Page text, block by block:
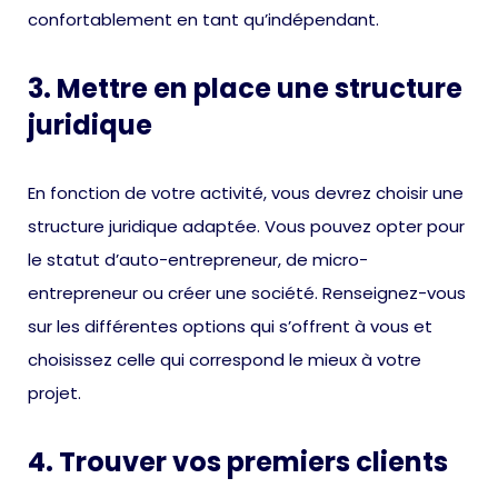
confortablement en tant qu’indépendant.
3. Mettre en place une structure
juridique
En fonction de votre activité, vous devrez choisir une
structure juridique adaptée. Vous pouvez opter pour
le statut d’auto-entrepreneur, de micro-
entrepreneur ou créer une société. Renseignez-vous
sur les différentes options qui s’offrent à vous et
choisissez celle qui correspond le mieux à votre
projet.
4. Trouver vos premiers clients